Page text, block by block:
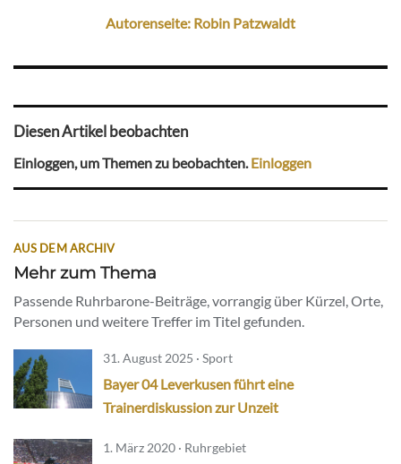
Autorenseite: Robin Patzwaldt
Diesen Artikel beobachten
Einloggen, um Themen zu beobachten.Einloggen
AUS DEM ARCHIV
Mehr zum Thema
Passende Ruhrbarone-Beiträge, vorrangig über Kürzel, Orte,
Personen und weitere Treffer im Titel gefunden.
31. August 2025 · Sport
Bayer 04 Leverkusen führt eine
Trainerdiskussion zur Unzeit
1. März 2020 · Ruhrgebiet